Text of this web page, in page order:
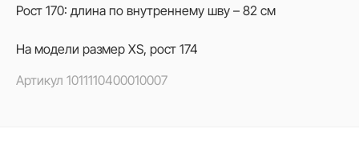
Рост 170: длина по внутреннему шву – 82 см
На модели размер XS, рост 174
Артикул 1011110400010007